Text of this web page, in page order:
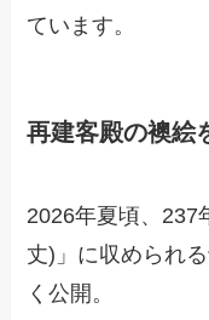
ています。
再建客殿の襖絵
2026年夏頃、237
丈)」に収められ
く公開。